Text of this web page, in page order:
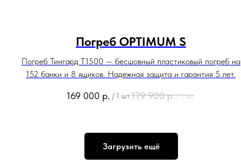
Погреб OPTIMUM S
Погреб Тингард Т1500 — бесшовный пластиковый погреб на
152 банки и 8 ящиков. Надежная защита и гарантия 5 лет.
169 000 р. / 1 шт 179 900 р. / 1 шт
Загрузить ещё